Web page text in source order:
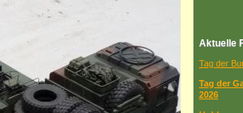
Aktuelle
Tag der
Tag der
2026